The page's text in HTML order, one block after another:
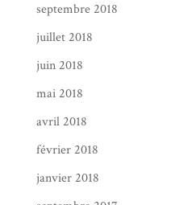
septembre 2018
juillet 2018
juin 2018
mai 2018
avril 2018
février 2018
janvier 2018